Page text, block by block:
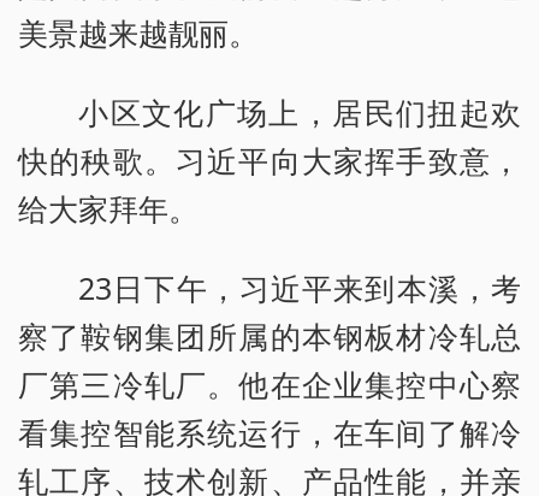
美景越来越靓丽。
小区文化广场上，居民们扭起欢
快的秧歌。习近平向大家挥手致意，
给大家拜年。
23日下午，习近平来到本溪，考
察了鞍钢集团所属的本钢板材冷轧总
厂第三冷轧厂。他在企业集控中心察
看集控智能系统运行，在车间了解冷
轧工序、技术创新、产品性能，并亲